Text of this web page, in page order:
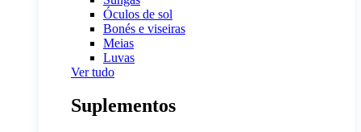
Óculos de sol
Bonés e viseiras
Meias
Luvas
Ver tudo
Suplementos